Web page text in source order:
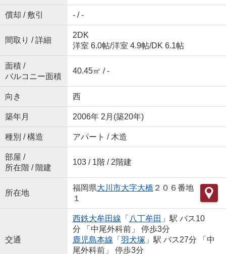
償却 / 敷引 - / -
間取り / 詳細
2DK
洋室 6.0帖/洋室 4.9帖/DK 6.1帖
面積 /
バルコニー面積
40.45㎡ / -
向き 西
築年月 2006年 2月(築20年)
種別 / 構造 アパート / 木造
部屋 /
所在階 / 階建
103 / 1階 / 2階建
所在地
福岡県大川市大字大橋 ２０６番地
１
交通
西鉄大牟田線 「 八丁牟田 」駅 バス10
分 「中尾外科前」 停歩3分
鹿児島本線 「 羽犬塚 」駅 バス27分 「中
尾外科前」 停歩3分